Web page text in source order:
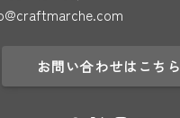
お問い合わせはこちら